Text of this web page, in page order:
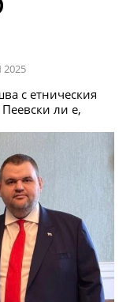
с етническия
ли е,